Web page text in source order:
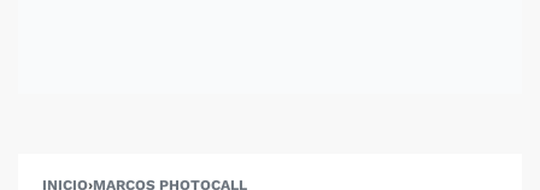
INICIO›MARCOS PHOTOCALL